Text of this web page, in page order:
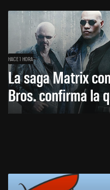
HACE 1 HORA
La saga Matrix
Bros. confirma la